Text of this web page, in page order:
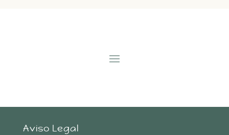
Aviso Legal